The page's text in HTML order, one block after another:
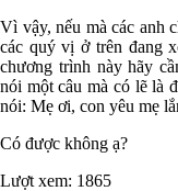
Vì vậy, nếu mà các anh
các quý vị ở trên đang
chương trình này hãy
nói một câu mà có lẽ là
nói: Mẹ ơi, con yêu mẹ
Có được không ạ?
Lượt xem: 1865